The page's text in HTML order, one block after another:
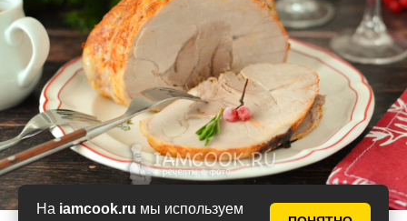
На iamcook.ru мы используем